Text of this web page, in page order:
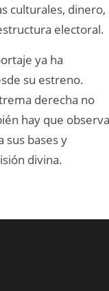
culturales, dinero,
electoral.
ya ha
su estreno.
derecha no
hay que
sus bases y
divina.